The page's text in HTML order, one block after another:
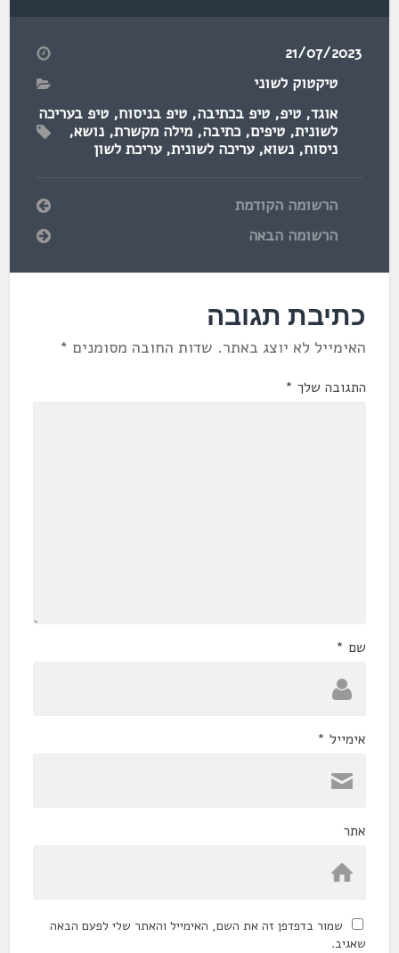
21/07/2023
טיקטוק לשוני
אוגד,טיפ,טיפ בכתיבה,טיפ בניסוח,טיפ בעריכה
לשונית,טיפים,כתיבה,מילה מקשרת,נושא,
ניסוח,נשוא,עריכה לשונית,עריכת לשון
הרשומה הקודמת
הרשומה הבאה
כתיבת תגובה
האימייל לא יוצג באתר. שדות החובה מסומנים *
התגובה שלך *
שם *
אימייל *
אתר
שמור בדפדפן זה את השם, האימייל והאתר שלי לפעם הבאה
שאגיב.